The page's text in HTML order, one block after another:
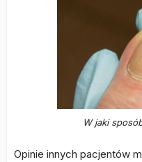
W jaki
Opinie innych pacjentów